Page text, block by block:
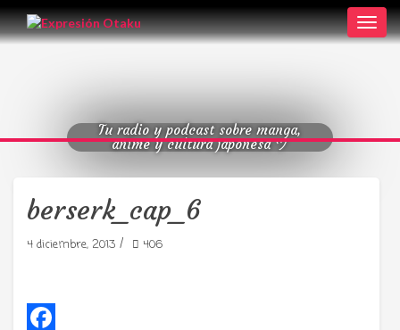
Tu radio y podcast sobre manga,
anime y cultura japonesa ツ
berserk_cap_6
4 diciembre, 2013 / 406